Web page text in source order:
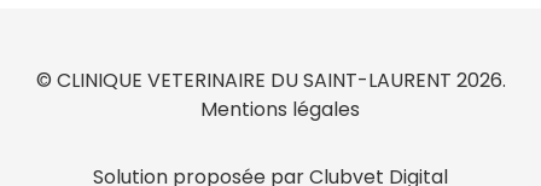
© CLINIQUE VETERINAIRE DU SAINT-LAURENT 2026.
Mentions légales
Solution proposée par Clubvet Digital